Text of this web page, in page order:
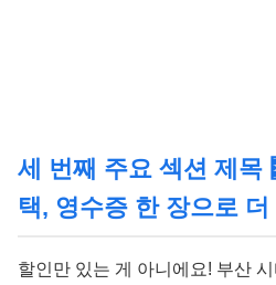
세 번째 주요 섹션 제목
택, 영수증 한 장으로 더
할인만 있는 게 아니에요! 부산